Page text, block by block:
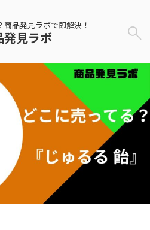
商品発見ラボで即解決！
発見ラボ